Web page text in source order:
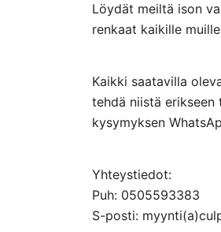
Löydät meiltä ison
renkaat kaikille
Kaikki saatavilla
tehdä niistä
kysymyksen
Yhteystiedot:
Puh: 0505593383
S-posti: